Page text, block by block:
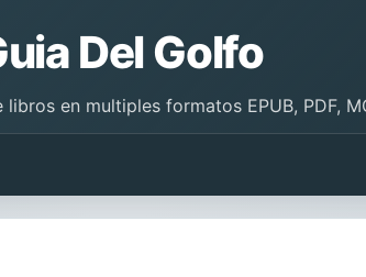
Del Golfo
en multiples formatos EPUB, PDF,